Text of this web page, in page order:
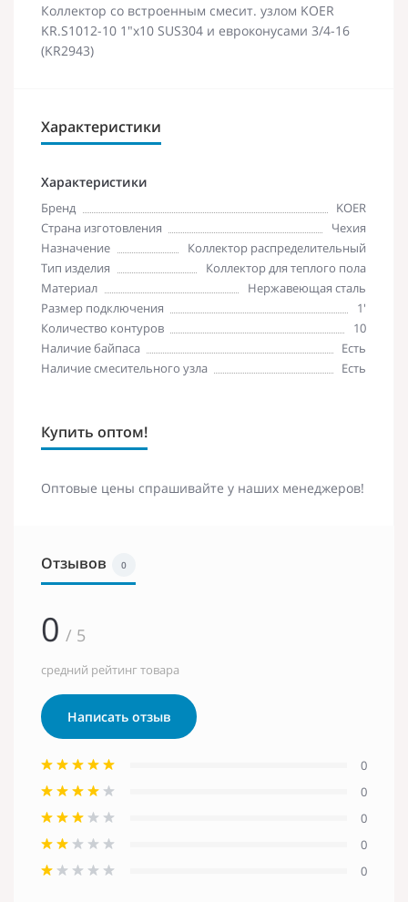
Коллектор со встроенным смесит. узлом KOER
KR.S1012-10 1"х10 SUS304 и евроконусами 3/4-16
(KR2943)
Характеристики
Характеристики
Бренд
KOER
Страна изготовления
Чехия
Назначение
Коллектор распределительный
Тип изделия
Коллектор для теплого пола
Материал
Нержавеющая сталь
Размер подключения
1'
Количество контуров
10
Наличие байпаса
Есть
Наличие смесительного узла
Есть
Купить оптом!
Оптовые цены спрашивайте у наших менеджеров!
Отзывов 0
0 / 5
средний рейтинг товара
Написать отзыв
0
0
0
0
0